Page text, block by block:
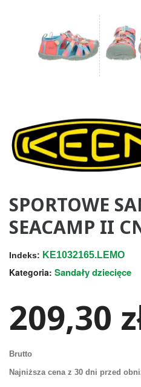
SPORTOWE
SEACAMP II
Indeks: KE1032165.LEMO
Kategoria: Sandały dziecięce
209,30
Brutto
Najniższa cena z 30 dni przed